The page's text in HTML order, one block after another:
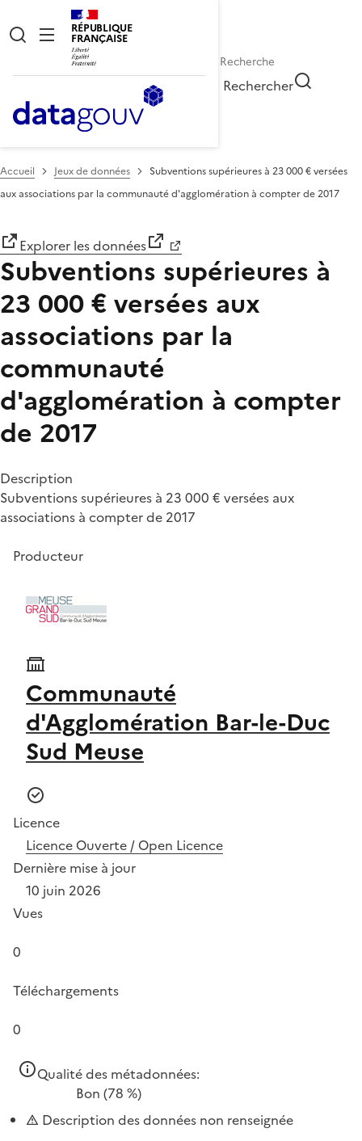
RÉPUBLIQUE
FRANÇAISE
Rechercher
Accueil Jeux de données
Subventions supérieures à 23 000 € versées
aux associations par la communauté d'agglomération à compter de 2017
Explorer les données
Subventions supérieures à
23 000 € versées aux
associations par la
communauté
d'agglomération à compter
de 2017
Description
Subventions supérieures à 23 000 € versées aux
associations à compter de 2017
Producteur
Communauté
d'Agglomération Bar-le-Duc
Sud Meuse
Licence
Licence Ouverte / Open Licence
Dernière mise à jour
10 juin 2026
Vues
0
Téléchargements
0
Qualité des métadonnées:
Bon (78 %)
Description des données non renseignée